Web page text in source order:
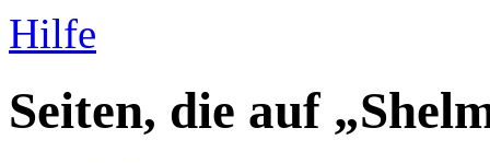
Hilfe
Seiten, die auf